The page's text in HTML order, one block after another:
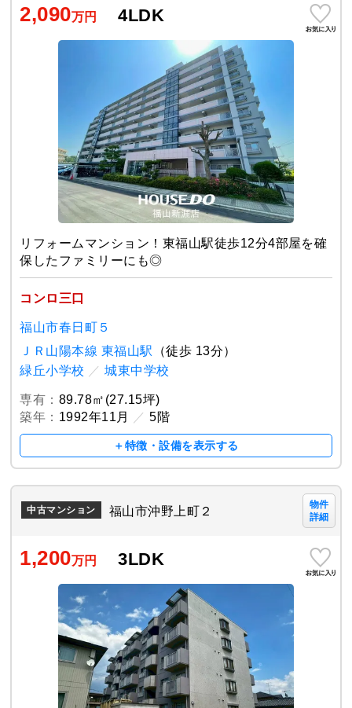
2,090万円 4LDK
リフォームマンション！東福山駅徒歩12分4部屋を確
保したファミリーにも◎
コンロ三口
福山市春日町５
ＪＲ山陽本線 東福山駅
（徒歩 13分）
緑丘小学校 ／ 城東中学校
専有： 89.78㎡(27.15坪)
築年： 1992年11月 ／ 5階
＋特徴・設備を表示する
中古マンション 福山市沖野上町２
物件
詳細
1,200万円 3LDK